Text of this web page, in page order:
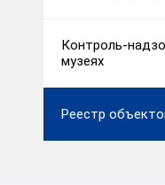
Контроль-
музеях
Реестр